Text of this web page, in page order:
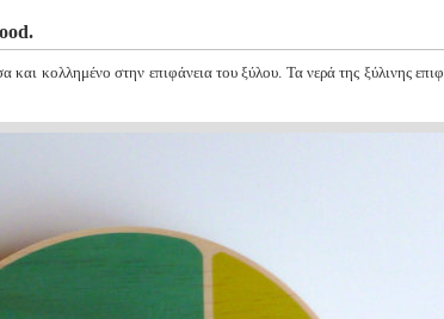
κολλημένο στην επιφάνεια του ξύλου. Τα νερά της ξύλινης